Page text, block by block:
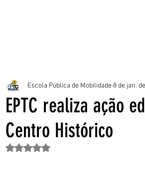
EPTC realiza ação
Centro Histórico
Escola Pública de Mobilidade 8 de jan.
Avaliado com NaN de 5 estrelas.